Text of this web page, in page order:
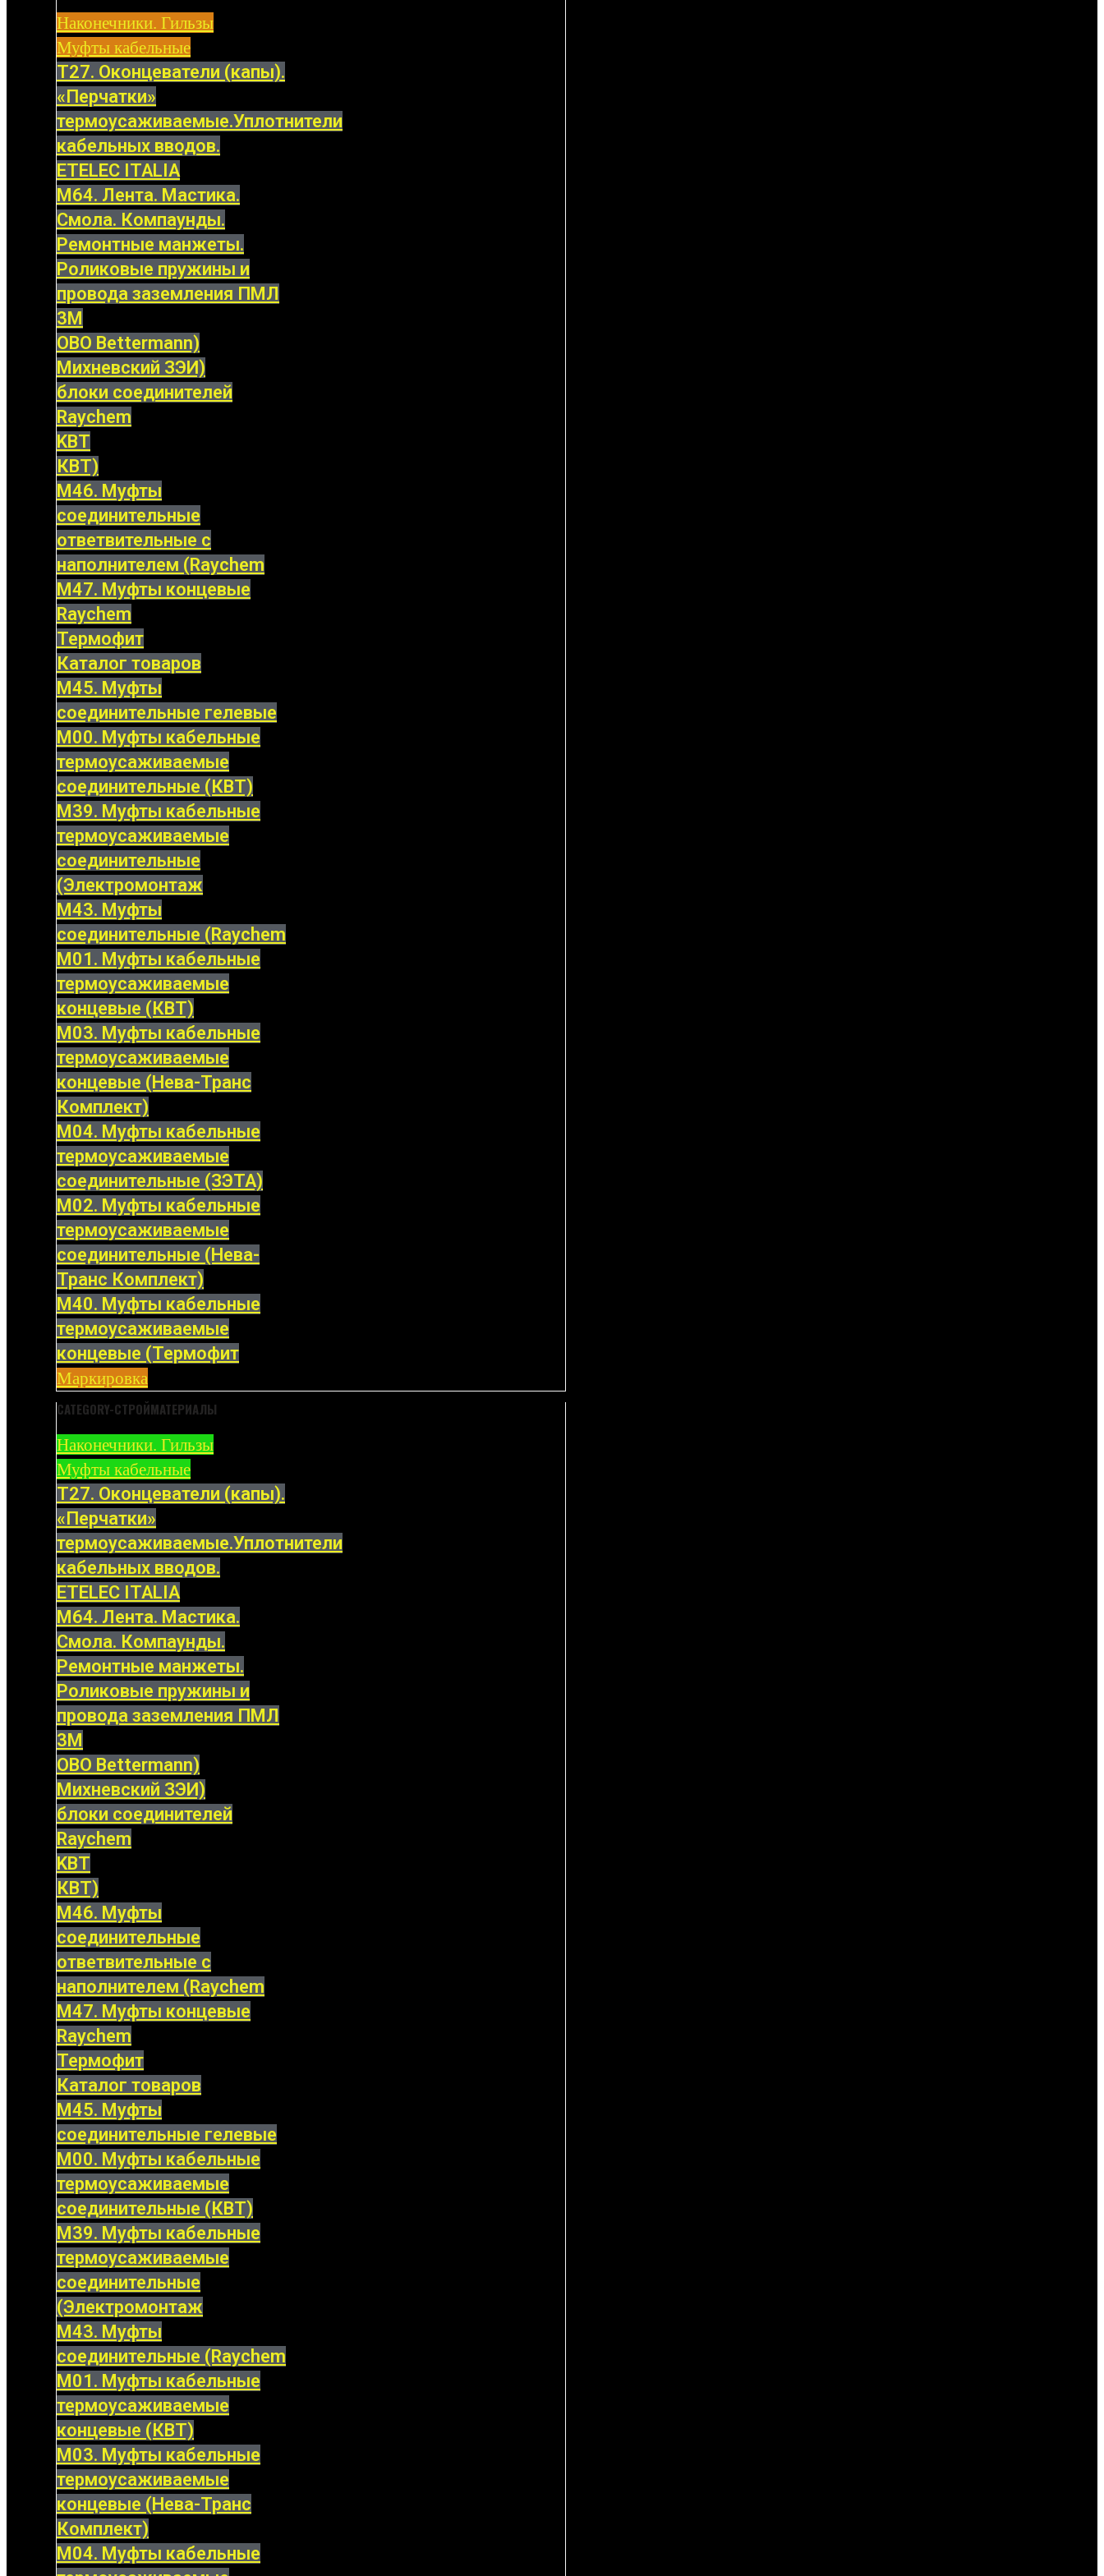
Наконечники. Гильзы
Муфты кабельные
Т27. Оконцеватели (капы).
«Перчатки»
термоусаживаемые.Уплотнители
кабельных вводов.
ETELEC ITALIA
М64. Лента. Мастика.
Смола. Компаунды.
Ремонтные манжеты.
Роликовые пружины и
провода заземления ПМЛ
3M
OBO Bettermann)
Михневский ЗЭИ)
блоки соединителей
Raychem
KBT
КВТ)
М46. Муфты
соединительные
ответвительные с
наполнителем (Raychem
М47. Муфты концевые
Raychem
Термофит
Каталог товаров
М45. Муфты
соединительные гелевые
М00. Муфты кабельные
термоусаживаемые
соединительные (КВТ)
М39. Муфты кабельные
термоусаживаемые
соединительные
(Электромонтаж
М43. Муфты
соединительные (Raychem
М01. Муфты кабельные
термоусаживаемые
концевые (КВТ)
М03. Муфты кабельные
термоусаживаемые
концевые (Нева-Транс
Комплект)
М04. Муфты кабельные
термоусаживаемые
соединительные (ЗЭТА)
М02. Муфты кабельные
термоусаживаемые
соединительные (Нева-
Транс Комплект)
М40. Муфты кабельные
термоусаживаемые
концевые (Термофит
Маркировка
CATEGORY-СТРОЙМАТЕРИАЛЫ
Наконечники. Гильзы
Муфты кабельные
Т27. Оконцеватели (капы).
«Перчатки»
термоусаживаемые.Уплотнители
кабельных вводов.
ETELEC ITALIA
М64. Лента. Мастика.
Смола. Компаунды.
Ремонтные манжеты.
Роликовые пружины и
провода заземления ПМЛ
3M
OBO Bettermann)
Михневский ЗЭИ)
блоки соединителей
Raychem
KBT
КВТ)
М46. Муфты
соединительные
ответвительные с
наполнителем (Raychem
М47. Муфты концевые
Raychem
Термофит
Каталог товаров
М45. Муфты
соединительные гелевые
М00. Муфты кабельные
термоусаживаемые
соединительные (КВТ)
М39. Муфты кабельные
термоусаживаемые
соединительные
(Электромонтаж
М43. Муфты
соединительные (Raychem
М01. Муфты кабельные
термоусаживаемые
концевые (КВТ)
М03. Муфты кабельные
термоусаживаемые
концевые (Нева-Транс
Комплект)
М04. Муфты кабельные